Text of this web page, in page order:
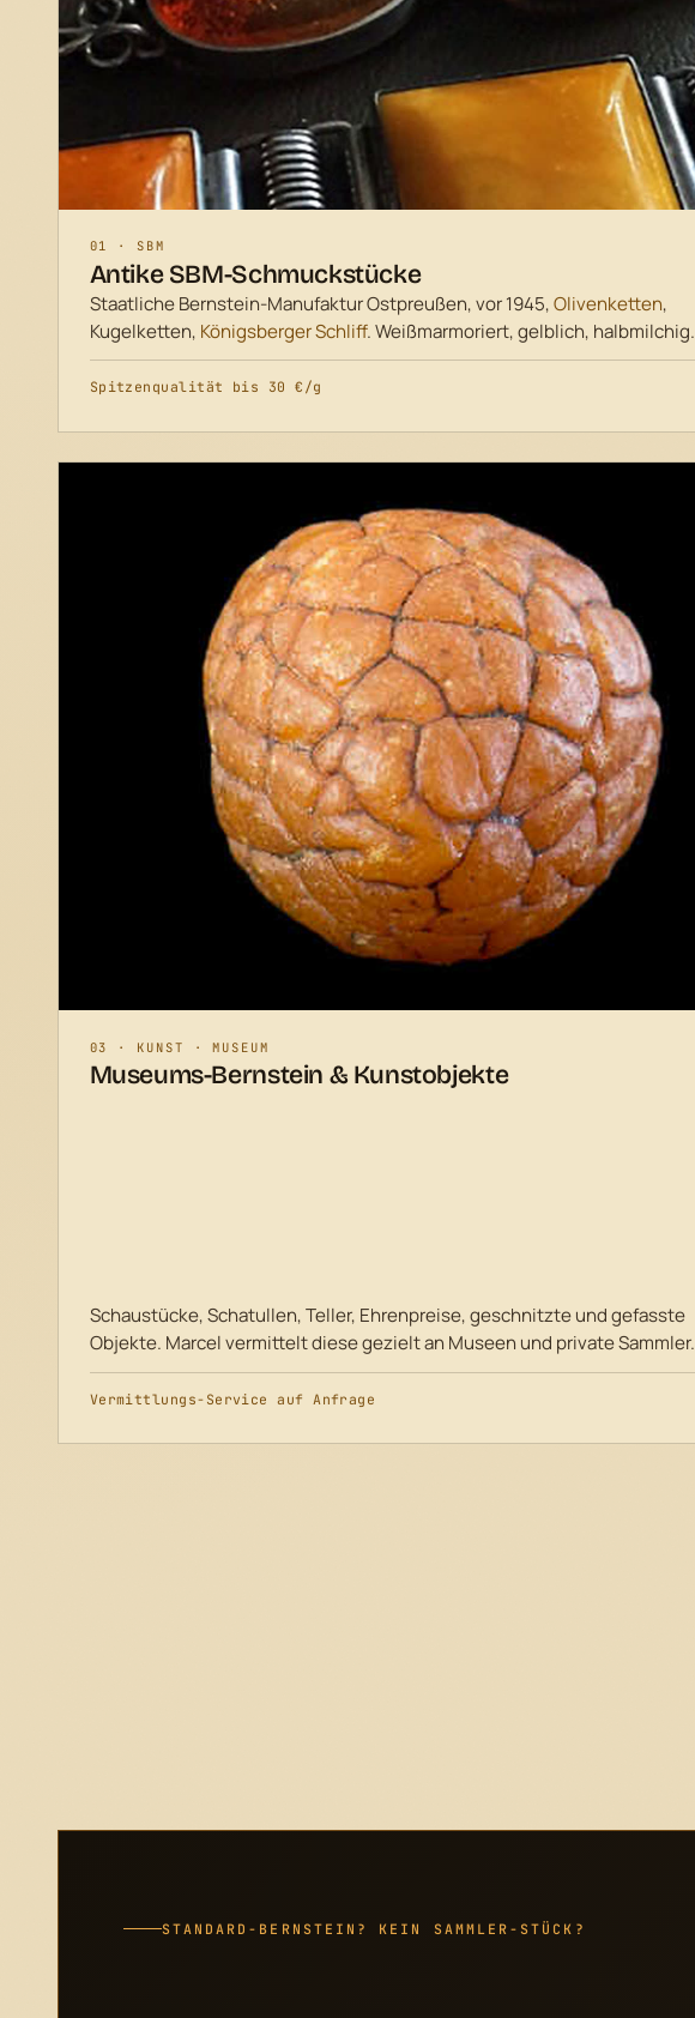
01 · SBM
Antike SBM-Schmuckstücke
Staatliche Bernstein-Manufaktur Ostpreußen, vor 1945,Olivenketten,
Kugelketten, Königsberger Schliff. Weißmarmoriert, gelblich, halbmilchig.
Spitzenqualität bis 30 €/g
03 · KUNST · MUSEUM
Museums-Bernstein & Kunstobjekte
Schaustücke, Schatullen, Teller, Ehrenpreise, geschnitzte und gefasste
Objekte. Marcel vermittelt diese gezielt an Museen und private Sammler.
Vermittlungs-Service auf Anfrage
STANDARD-BERNSTEIN? KEIN SAMMLER-STÜCK?